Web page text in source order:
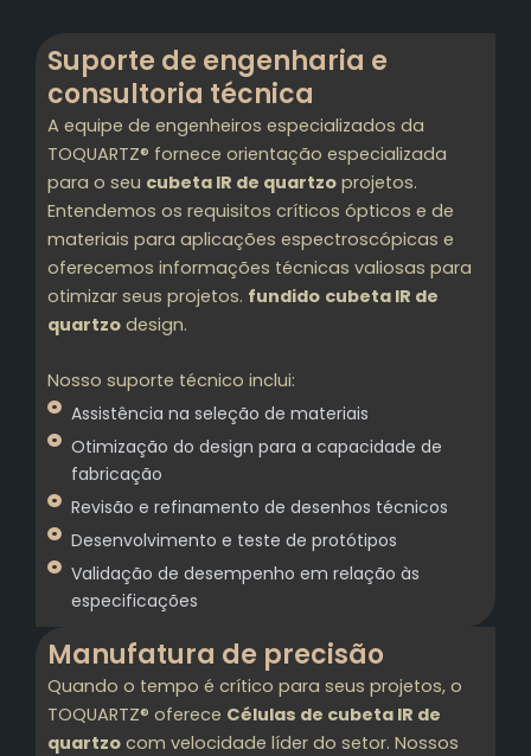
Suporte de engenharia e
consultoria técnica
A equipe de engenheiros especializados da
TOQUARTZ® fornece orientação especializada
para o seu cubeta IR de quartzo projetos.
Entendemos os requisitos críticos ópticos e de
materiais para aplicações espectroscópicas e
oferecemos informações técnicas valiosas para
otimizar seus projetos. fundido cubeta IR de
quartzo design.
Nosso suporte técnico inclui:
Assistência na seleção de materiais
Otimização do design para a capacidade de
fabricação
Revisão e refinamento de desenhos técnicos
Desenvolvimento e teste de protótipos
Validação de desempenho em relação às
especificações
Manufatura de precisão
Quando o tempo é crítico para seus projetos, o
TOQUARTZ® oferece Células de cubeta IR de
quartzo com velocidade líder do setor. Nossos